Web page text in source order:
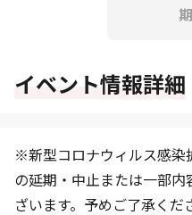
イベント情報詳細
※新型コロナウィルス感染
の延期・中止または一部
ざいます。予めご了承くだ